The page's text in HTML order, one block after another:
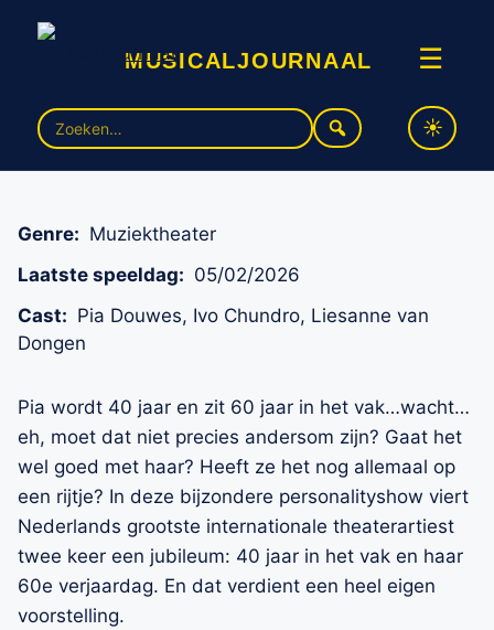
musicaljournaal ☰
Zoek
naar:
Pia… Up close & personal!
Genre: Muziektheater
Laatste speeldag: 05/02/2026
Cast: Pia Douwes, Ivo Chundro, Liesanne van
Dongen
Pia wordt 40 jaar en zit 60 jaar in het vak…wacht…
eh, moet dat niet precies andersom zijn? Gaat het
wel goed met haar? Heeft ze het nog allemaal op
een rijtje? In deze bijzondere personalityshow viert
Nederlands grootste internationale theaterartiest
twee keer een jubileum: 40 jaar in het vak en haar
60e verjaardag. En dat verdient een heel eigen
voorstelling.